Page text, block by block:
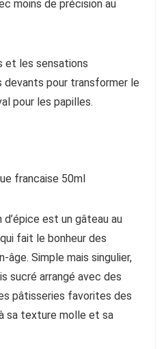
moins de précision au
et les sensations
devants pour transformer le
pour les papilles.
est un gâteau au
fait le bonheur des
âge. Simple mais singulier,
sucré arrangé avec des
pâtisseries favorites des
sa texture molle et sa